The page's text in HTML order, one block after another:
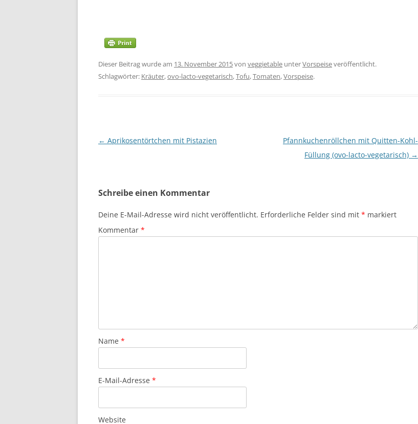
Dieser Beitrag wurde am 13. November 2015von veggietable unterVorspeiseveröffentlicht.
Schlagwörter: Kräuter,ovo-lacto-vegetarisch,Tofu,Tomaten,Vorspeise.
Beitragsnavigation
← Aprikosentörtchen mit Pistazien
Pfannkuchenröllchen mit Quitten-Kohl-
Füllung (ovo-lacto-vegetarisch) →
Schreibe einen Kommentar
Deine E-Mail-Adresse wird nicht veröffentlicht. Erforderliche Felder sind mit * markiert
Kommentar *
Name *
E-Mail-Adresse *
Website